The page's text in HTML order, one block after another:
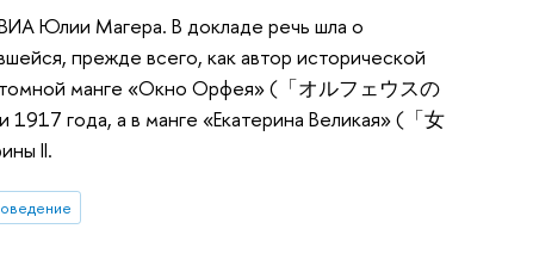
Юлии Магера. В докладе речь шла о
прежде всего, как автор исторической
манге «Окно Орфея» (「オルフェウスの
года, а в манге «Екатерина Великая» (「女
II.